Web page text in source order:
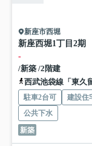
新座市西堀
新座西堀1丁目2期
-
/新築 /2階建
西武池袋線「東久
駐車2台可 建設住
公共下水
新築